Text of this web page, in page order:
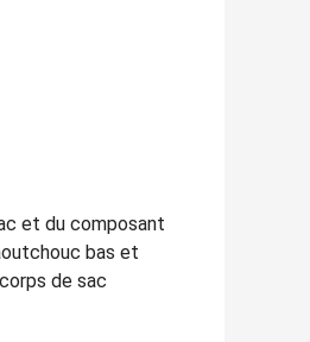
et du composant
bas et
de sac